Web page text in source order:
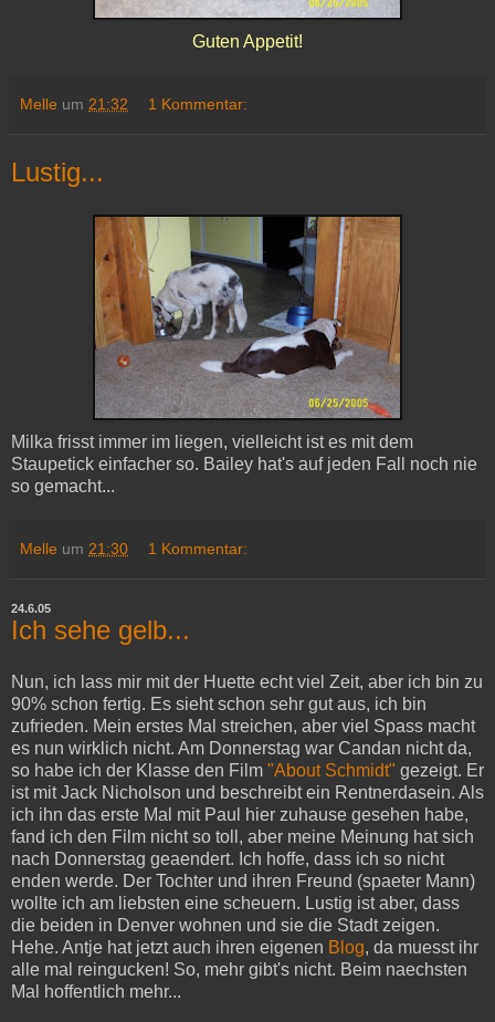
Guten Appetit!
Melle um 21:32 1 Kommentar:
Lustig...
Milka frisst immer im liegen, vielleicht ist es mit dem
Staupetick einfacher so. Bailey hat's auf jeden Fall noch nie
so gemacht...
Melle um 21:30 1 Kommentar:
24.6.05
Ich sehe gelb...
Nun, ich lass mir mit der Huette echt viel Zeit, aber ich bin zu
90% schon fertig. Es sieht schon sehr gut aus, ich bin
zufrieden. Mein erstes Mal streichen, aber viel Spass macht
es nun wirklich nicht. Am Donnerstag war Candan nicht da,
so habe ich der Klasse den Film "About Schmidt" gezeigt. Er
ist mit Jack Nicholson und beschreibt ein Rentnerdasein. Als
ich ihn das erste Mal mit Paul hier zuhause gesehen habe,
fand ich den Film nicht so toll, aber meine Meinung hat sich
nach Donnerstag geaendert. Ich hoffe, dass ich so nicht
enden werde. Der Tochter und ihren Freund (spaeter Mann)
wollte ich am liebsten eine scheuern. Lustig ist aber, dass
die beiden in Denver wohnen und sie die Stadt zeigen.
Hehe. Antje hat jetzt auch ihren eigenen Blog, da muesst ihr
alle mal reingucken! So, mehr gibt's nicht. Beim naechsten
Mal hoffentlich mehr...